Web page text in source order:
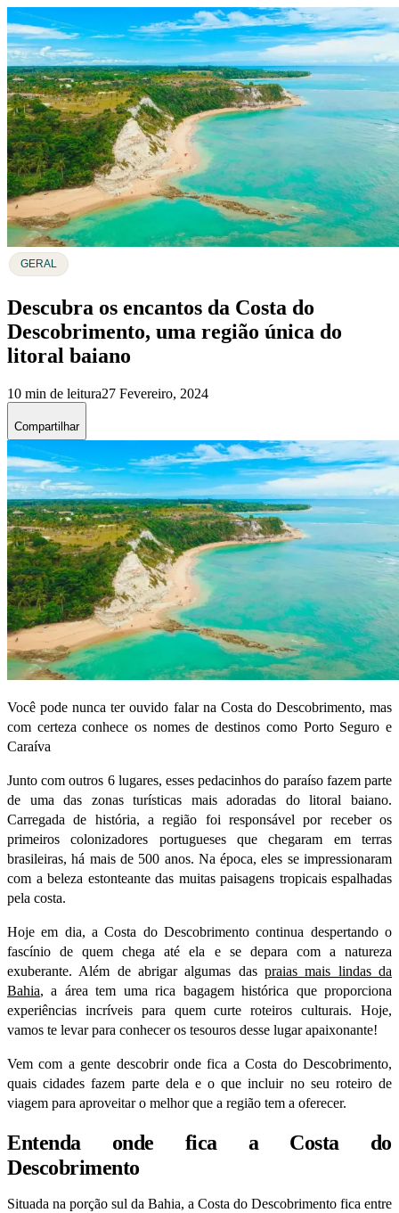
GERAL
Descubra os encantos da Costa do
Descobrimento, uma região única do
litoral baiano
10 min de leitura27 Fevereiro, 2024
Compartilhar
Você pode nunca ter ouvido falar na Costa do Descobrimento, mas
com certeza conhece os nomes de destinos como Porto Seguro e
Caraíva
Junto com outros 6 lugares, esses pedacinhos do paraíso fazem parte
de uma das zonas turísticas mais adoradas do litoral baiano.
Carregada de história, a região foi responsável por receber os
primeiros colonizadores portugueses que chegaram em terras
brasileiras, há mais de 500 anos. Na época, eles se impressionaram
com a beleza estonteante das muitas paisagens tropicais espalhadas
pela costa.
Hoje em dia, a Costa do Descobrimento continua despertando o
fascínio de quem chega até ela e se depara com a natureza
exuberante. Além de abrigar algumas das praias mais lindas da
Bahia, a área tem uma rica bagagem histórica que proporciona
experiências incríveis para quem curte roteiros culturais. Hoje,
vamos te levar para conhecer os tesouros desse lugar apaixonante!
Vem com a gente descobrir onde fica a Costa do Descobrimento,
quais cidades fazem parte dela e o que incluir no seu roteiro de
viagem para aproveitar o melhor que a região tem a oferecer.
Entenda onde fica a Costa do
Descobrimento
Situada na porção sul da Bahia, a Costa do Descobrimento fica entre